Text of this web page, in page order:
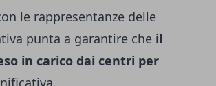
le rappresentanze delle
punta a garantire che il
in carico dai centri per